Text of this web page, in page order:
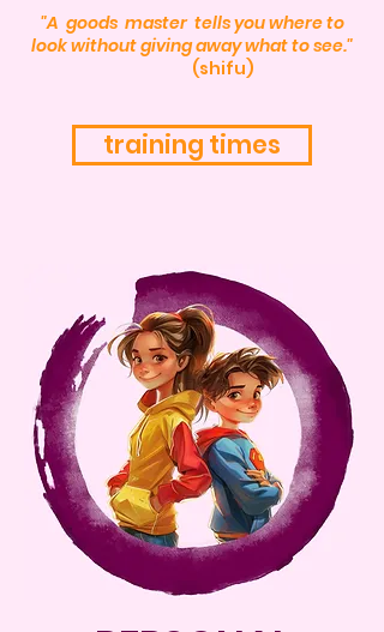
"A goods master tells you where to
look without giving away what to see."
(shifu)
training times